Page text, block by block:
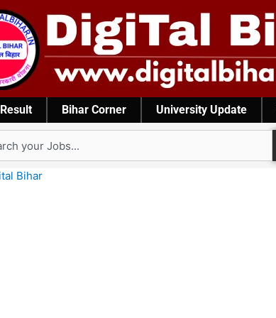
Result Bihar Corner University Update
Bihar